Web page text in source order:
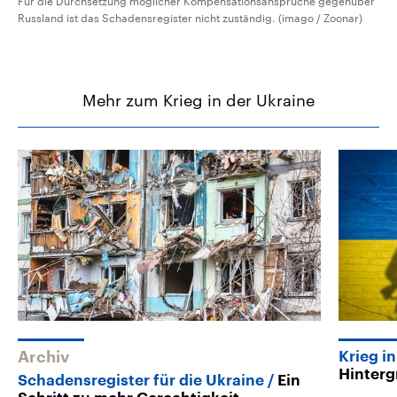
Russland ist das Schadensregister nicht zuständig. (imago / Zoonar)
Mehr zum Krieg in der Ukraine
Archiv
Schadensregister für die Ukraine
Ein
Krieg